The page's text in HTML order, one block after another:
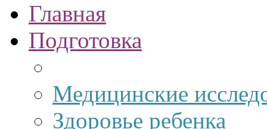
Главная
Подготовка
Медицинские
Здоровье ребенка